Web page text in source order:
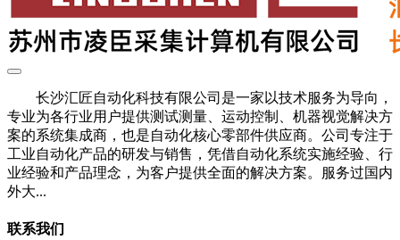
长沙汇匠自动化科技有限公司是一家以技术服务为导向，
专业为各行业用户提供测试测量、运动控制、机器视觉解决方
案的系统集成商，也是自动化核心零部件供应商。公司专注于
工业自动化产品的研发与销售，凭借自动化系统实施经验、行
业经验和产品理念，为客户提供全面的解决方案。服务过国内
外大...
联系我们